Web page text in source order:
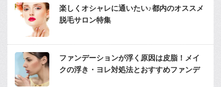
楽しくオシャレに通いたい♪都内のオススメ
脱毛サロン特集
ファンデーションが浮く原因は皮脂！メイ
クの浮き・ヨレ対処法とおすすめファンデ